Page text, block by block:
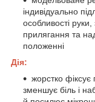
індивідуально
особливості
прилягання та
положенні
Дія:
жорстко фіксує
зменшує біль і